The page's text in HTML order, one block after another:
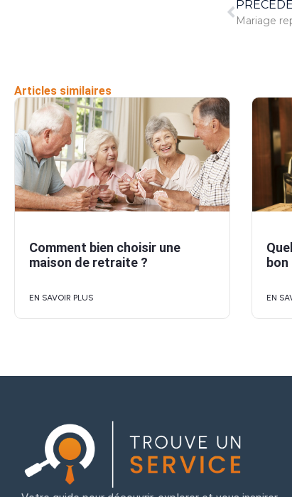
Mariage
Articles similaires
Comment bien choisir une
maison de retraite ?
EN SAVOIR PLUS EN